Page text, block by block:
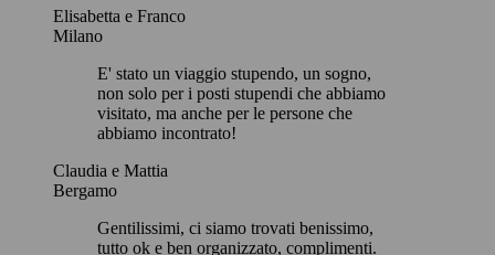
Elisabetta e Franco
Milano
E' stato un viaggio stupendo, un sogno,
non solo per i posti stupendi che abbiamo
visitato, ma anche per le persone che
abbiamo incontrato!
Claudia e Mattia
Bergamo
Gentilissimi, ci siamo trovati benissimo,
tutto ok e ben organizzato, complimenti.